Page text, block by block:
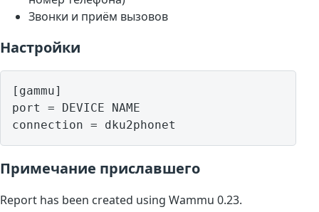
Звонки и приём вызовов
Настройки
[gammu]
port = DEVICE NAME
Примечание приславшего
Report has been created using Wammu 0.23.